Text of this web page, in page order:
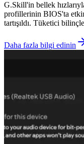
G.Skill'in bellek
profillerinin BIOS'ta
tartışıldı. Tüketici
Daha fazla bilgi edinin